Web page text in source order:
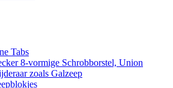
Tabs
8-vormige Schrobborstel, Union
zoals Galzeep